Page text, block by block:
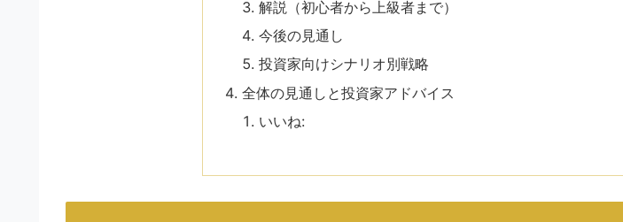
解説（初心者から上級者まで）
今後の見通し
投資家向けシナリオ別戦略
全体の見通しと投資家アドバイス
いいね: